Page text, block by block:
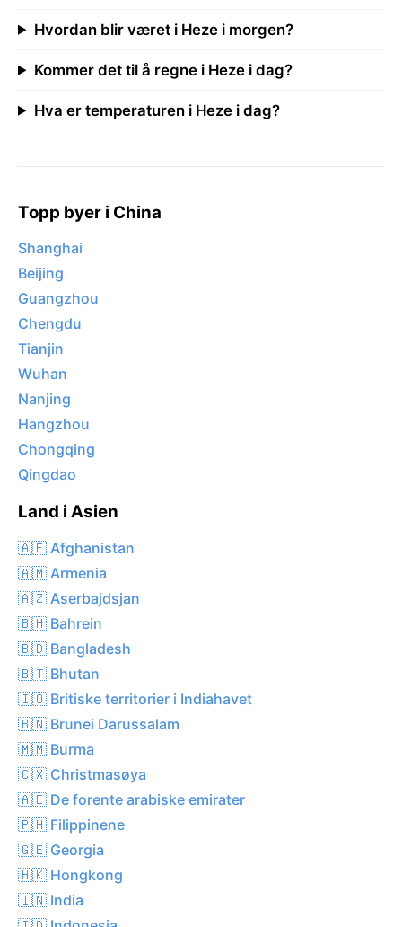
Hvordan blir været i Heze i morgen?
Kommer det til å regne i Heze i dag?
Hva er temperaturen i Heze i dag?
Topp byer i China
Shanghai
Beijing
Guangzhou
Chengdu
Tianjin
Wuhan
Nanjing
Hangzhou
Chongqing
Qingdao
Land i Asien
🇦🇫 Afghanistan
🇦🇲 Armenia
🇦🇿 Aserbajdsjan
🇧🇭 Bahrein
🇧🇩 Bangladesh
🇧🇹 Bhutan
🇮🇴 Britiske territorier i Indiahavet
🇧🇳 Brunei Darussalam
🇲🇲 Burma
🇨🇽 Christmasøya
🇦🇪 De forente arabiske emirater
🇵🇭 Filippinene
🇬🇪 Georgia
🇭🇰 Hongkong
🇮🇳 India